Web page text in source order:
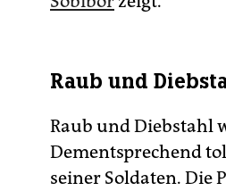
Raub und
Raub und Diebstahl
Dementsprechend
seiner Soldaten. Die